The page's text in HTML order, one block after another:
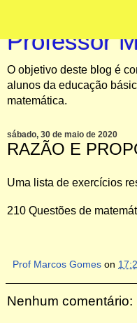
Professor
O objetivo deste blog é
alunos da educação
matemática.
sábado, 30 de maio de 2020
RAZÃO E
Uma lista de exercícios
210 Questões de
Prof Marcos Gomes on
Nenhum comentário: